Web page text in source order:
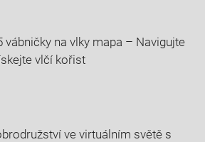
vábničky na vlky mapa – Navigujte
vlčí kořist
ve virtuálním světě s